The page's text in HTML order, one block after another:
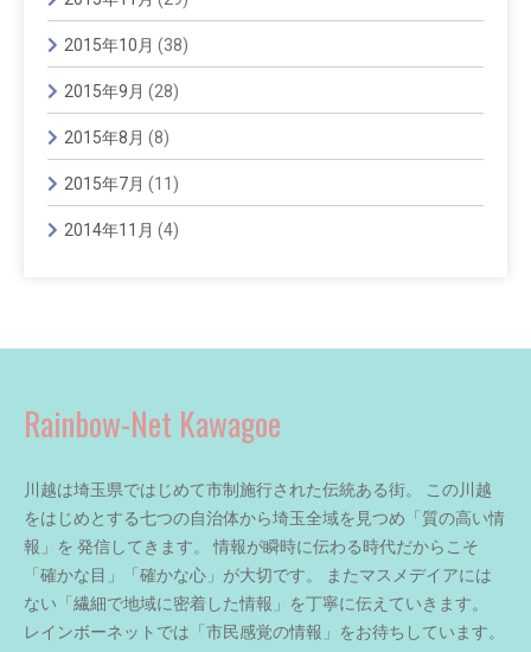
2015年10月 (38)
2015年9月 (28)
2015年8月 (8)
2015年7月 (11)
2014年11月 (4)
Rainbow-Net Kawagoe
川越は埼玉県ではじめて市制施行された伝統ある街。 この川越
をはじめとする七つの自治体から埼玉全域を見つめ「質の高い情
報」を 発信してきます。 情報が瞬時に伝わる時代だからこそ
「確かな目」「確かな心」が大切です。 またマスメデイアには
ない「繊細で地域に密着した情報」を丁寧に伝えていきます。
レインボーネットでは「市民感覚の情報」をお待ちしています。